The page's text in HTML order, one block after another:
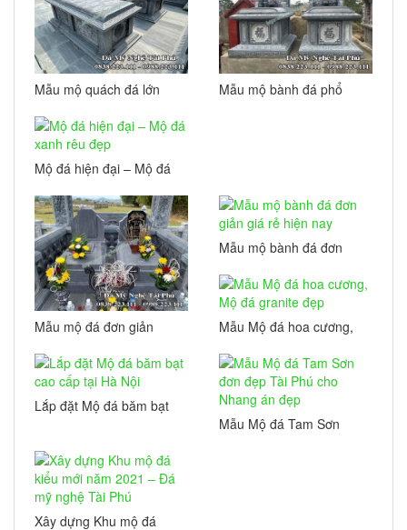
Mẫu mộ quách đá lớn
Mẫu mộ bành đá phổ
Mộ đá hiện đại – Mộ đá
Mẫu mộ đá đơn giản
Mẫu mộ bành đá đơn
Mẫu Mộ đá hoa cương,
Lắp đặt Mộ đá băm bạt
Mẫu Mộ đá Tam Sơn
Xây dựng Khu mộ đá